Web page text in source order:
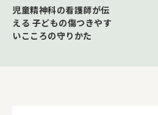
児童精神科の看護師が伝
える 子どもの傷つきやす
いこころの守りかた